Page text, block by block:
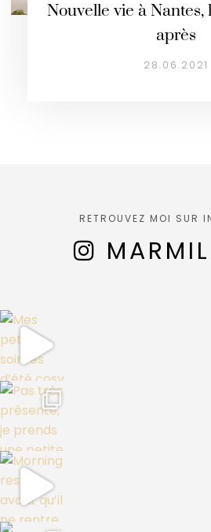
Nouvelle vie à
après
28.06.2021
RETROUVEZ MOI SUR